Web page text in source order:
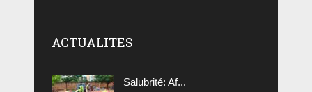
ACTUALITES
Salubrité: Af...